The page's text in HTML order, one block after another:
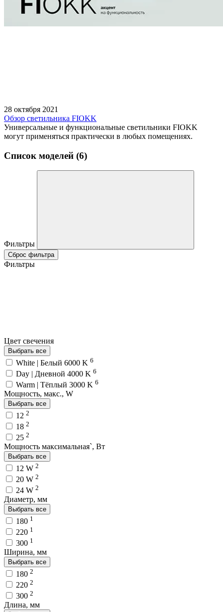
28 октября 2021
Обзор светильника FIOKK
Универсальные и функциональные светильники FIOKK
могут применяться практически в любых помещениях.
Список моделей (6)
Фильтры
Сброс фильтра
Фильтры
Цвет свечения
Выбрать все
White | Белый 6000 K 6
Day | Дневной 4000 K 6
Warm | Тёплый 3000 K 6
Мощность, макс., W
Выбрать все
12 2
18 2
25 2
Мощность максимальная`, Вт
Выбрать все
12 W 2
20 W 2
24 W 2
Диаметр, мм
Выбрать все
180 1
220 1
300 1
Ширина, мм
Выбрать все
180 2
220 2
300 2
Длина, мм